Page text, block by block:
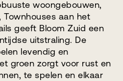
woongebouwen,
aan het
geeft Bloom Zuid een
uitstraling. De
levendig en
groen zorgt voor rust en
te spelen en elkaar